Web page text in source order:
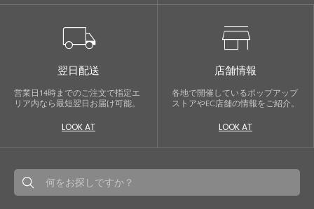
local_shipping
翌日配送
営業日14時までのご注文で指定エ
リア内なら最短翌日お届け可能。
LOOK AT
store
店舗情報
各地で開催しているポップアップ
ストアやEC店舗の情報をご紹介。
LOOK AT